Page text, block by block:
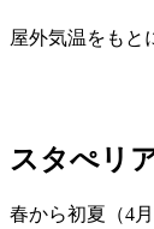
屋外気温をもと
スタぺリ
春から初夏（4